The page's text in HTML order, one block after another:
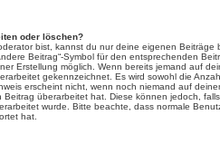
oder löschen?
bist, kannst du nur deine eigenen
Beitrag“-Symbol für den entsprechenden
Erstellung möglich. Wenn bereits jemand auf
gekennzeichnet. Es wird sowohl die
erscheint nicht, wenn noch niemand auf
Beitrag überarbeitet hat. Diese können jedoch,
wurde. Bitte beachte, dass normale
hat.